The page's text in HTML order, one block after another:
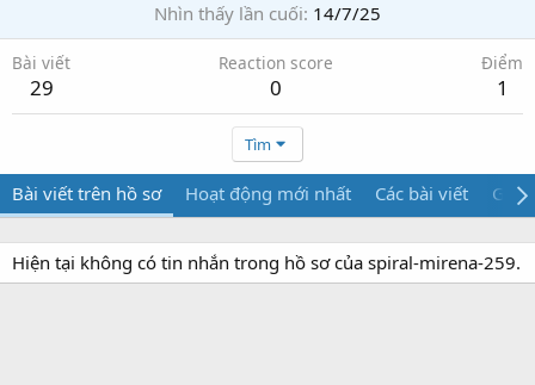
Nhìn thấy lần cuối 14/7/25
Bài viết
29
Reaction score
0
Điểm
1
Tìm
Bài viết trên hồ sơ Hoạt động mới nhất Các bài viết Giới
Hiện tại không có tin nhắn trong hồ sơ của spiral-mirena-259.